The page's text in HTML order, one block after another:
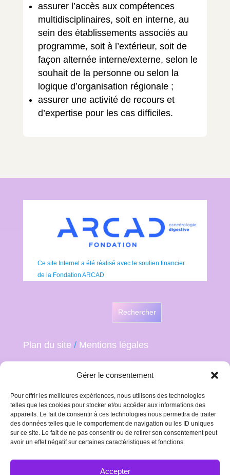
Gérer le consentement
Pour offrir les meilleures expériences, nous utilisons des technologies
telles que les cookies pour stocker et/ou accéder aux informations des
appareils. Le fait de consentir à ces technologies nous permettra de traiter
des données telles que le comportement de navigation ou les ID uniques
sur ce site. Le fait de ne pas consentir ou de retirer son consentement peut
avoir un effet négatif sur certaines caractéristiques et fonctions.
Accepter
assurer l’accès aux compétences
multidisciplinaires, soit en interne, au
sein des établissements associés au
programme, soit à l’extérieur, soit de
façon alternée interne/externe, selon le
souhait de la personne ou selon la
logique d’organisation régionale ;
assurer une activité de recours et
d’expertise pour les cas difficiles.
Ce site Internet a été réalisé avec le soutien financier
de la Fondation ARCAD
Rechercher
Plan du site / Mentions légales